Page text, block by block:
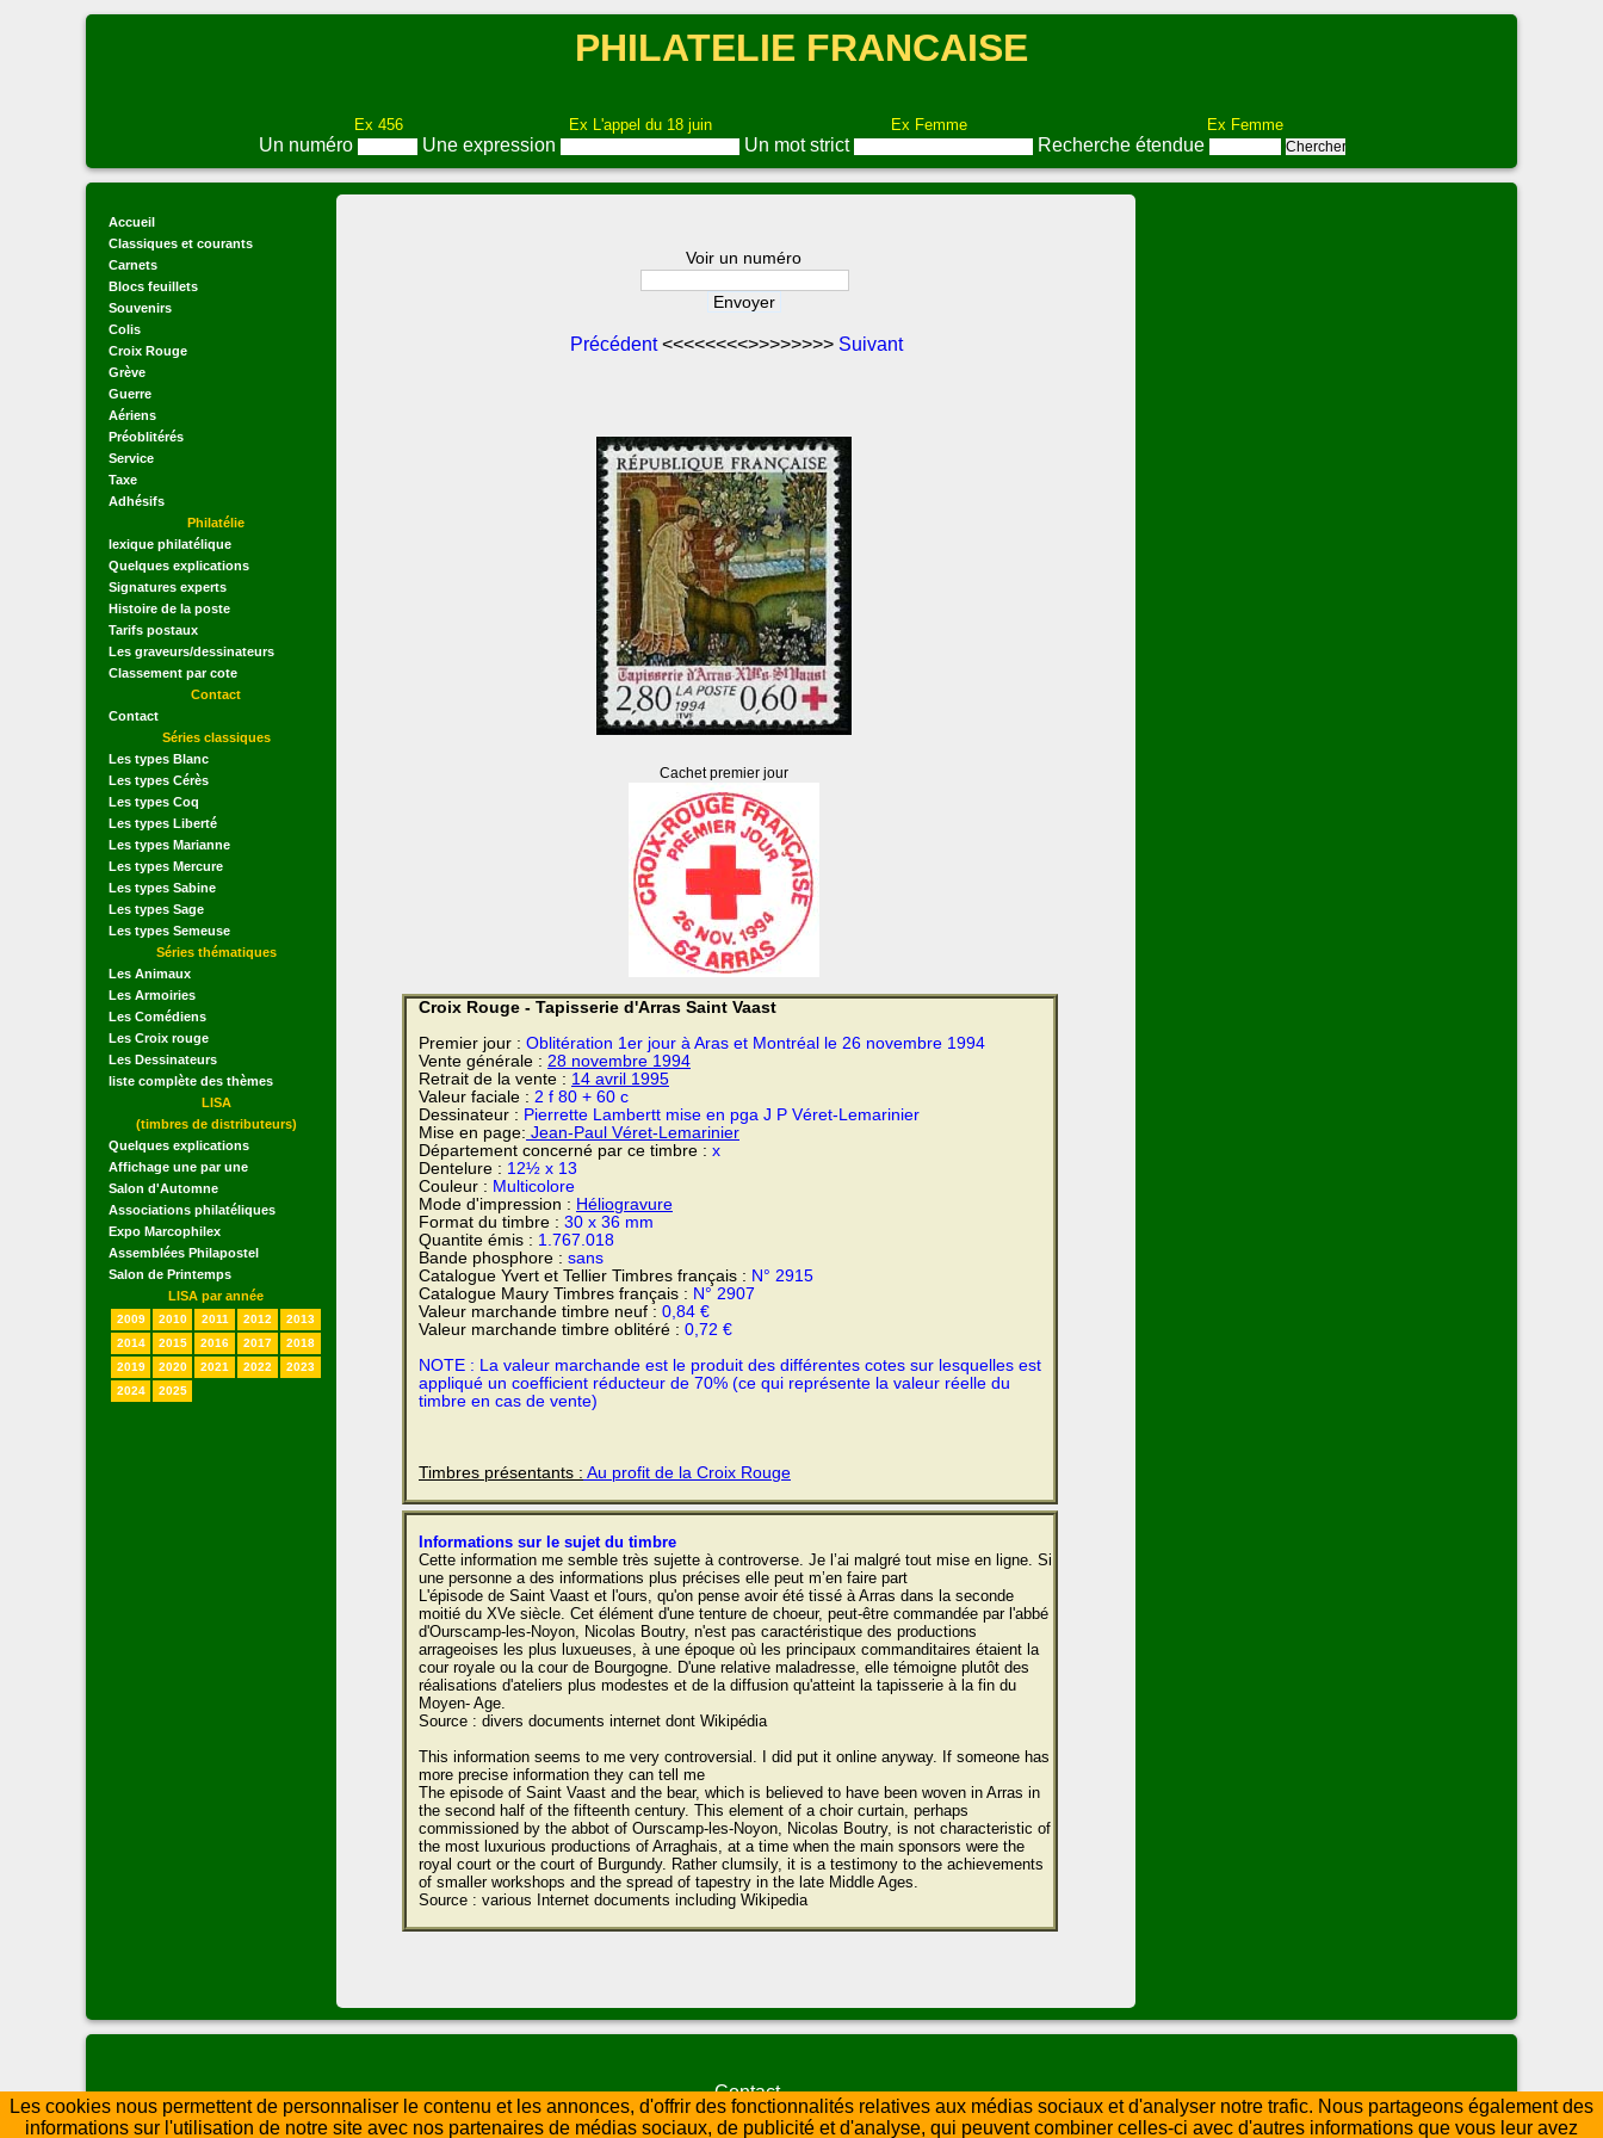
PHILATELIE FRANCAISE
Ex 456 Ex L'appel du 18 juin Ex Femme Ex Femme
Un numéro Une expression Un mot strict Recherche étendue
Accueil
Classiques et courants
Carnets
Blocs feuillets
Souvenirs
Colis
Croix Rouge
Grève
Guerre
Aériens
Préoblitérés
Service
Taxe
Adhésifs
Philatélie
lexique philatélique
Quelques explications
Signatures experts
Histoire de la poste
Tarifs postaux
Les graveurs/dessinateurs
Classement par cote
Contact
Contact
Séries classiques
Les types Blanc
Les types Cérès
Les types Coq
Les types Liberté
Les types Marianne
Les types Mercure
Les types Sabine
Les types Sage
Les types Semeuse
Séries thématiques
Les Animaux
Les Armoiries
Les Comédiens
Les Croix rouge
Les Dessinateurs
liste complète des thèmes
LISA
(timbres de distributeurs)
Quelques explications
Affichage une par une
Salon d'Automne
Associations philatéliques
Expo Marcophilex
Assemblées Philapostel
Salon de Printemps
LISA par année
2009 2010 2011 2012
2013
2014
2015 2016 2017
2018
2019
2020 2021 2022
2023
2024
2025
Voir un numéro
Précédent<<<<<<<<>>>>>>>> Suivant
Cachet premier jour
Croix Rouge - Tapisserie d'Arras Saint Vaast
Premier jour : Oblitération 1er jour à Aras et Montréal le 26 novembre 1994
Vente générale : 28 novembre 1994
Retrait de la vente : 14 avril 1995
Valeur faciale : 2 f 80 + 60 c
Dessinateur : Pierrette Lambertt mise en pga J P Véret-Lemarinier
Mise en page: Jean-Paul Véret-Lemarinier
Département concerné par ce timbre : x
Dentelure : 12½ x 13
Couleur : Multicolore
Mode d'impression : Héliogravure
Format du timbre : 30 x 36 mm
Quantite émis : 1.767.018
Bande phosphore : sans
Catalogue Yvert et Tellier Timbres français : N° 2915
Catalogue Maury Timbres français : N° 2907
Valeur marchande timbre neuf : 0,84 €
Valeur marchande timbre oblitéré : 0,72 €
NOTE : La valeur marchande est le produit des différentes cotes sur lesquelles est
appliqué un coefficient réducteur de 70% (ce qui représente la valeur réelle du
timbre en cas de vente)
Timbres présentants : Au profit de la Croix Rouge
Informations sur le sujet du timbre
Cette information me semble très sujette à controverse. Je l’ai malgré tout mise en ligne. Si
une personne a des informations plus précises elle peut m’en faire part
L'épisode de Saint Vaast et l'ours, qu'on pense avoir été tissé à Arras dans la seconde
moitié du XVe siècle. Cet élément d'une tenture de choeur, peut-être commandée par l'abbé
d'Ourscamp-les-Noyon, Nicolas Boutry, n'est pas caractéristique des productions
arrageoises les plus luxueuses, à une époque où les principaux commanditaires étaient la
cour royale ou la cour de Bourgogne. D'une relative maladresse, elle témoigne plutôt des
réalisations d'ateliers plus modestes et de la diffusion qu'atteint la tapisserie à la fin du
Moyen- Age.
Source : divers documents internet dont Wikipédia
This information seems to me very controversial. I did put it online anyway. If someone has
more precise information they can tell me
The episode of Saint Vaast and the bear, which is believed to have been woven in Arras in
the second half of the fifteenth century. This element of a choir curtain, perhaps
commissioned by the abbot of Ourscamp-les-Noyon, Nicolas Boutry, is not characteristic of
the most luxurious productions of Arraghais, at a time when the main sponsors were the
royal court or the court of Burgundy. Rather clumsily, it is a testimony to the achievements
of smaller workshops and the spread of tapestry in the late Middle Ages.
Source : various Internet documents including Wikipedia
Les graveurs
Contact
Lexique
liens par numéros
Les cookies nous permettent de personnaliser le contenu et les annonces, d'offrir des fonctionnalités relatives aux médias sociaux et d'analyser notre trafic. Nous partageons également des
informations sur l'utilisation de notre site avec nos partenaires de médias sociaux, de publicité et d'analyse, qui peuvent combiner celles-ci avec d'autres informations que vous leur avez